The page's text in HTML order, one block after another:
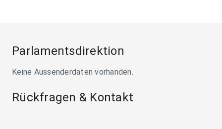
Parlamentsdirektion
Keine Aussenderdaten vorhanden.
Rückfragen & Kontakt